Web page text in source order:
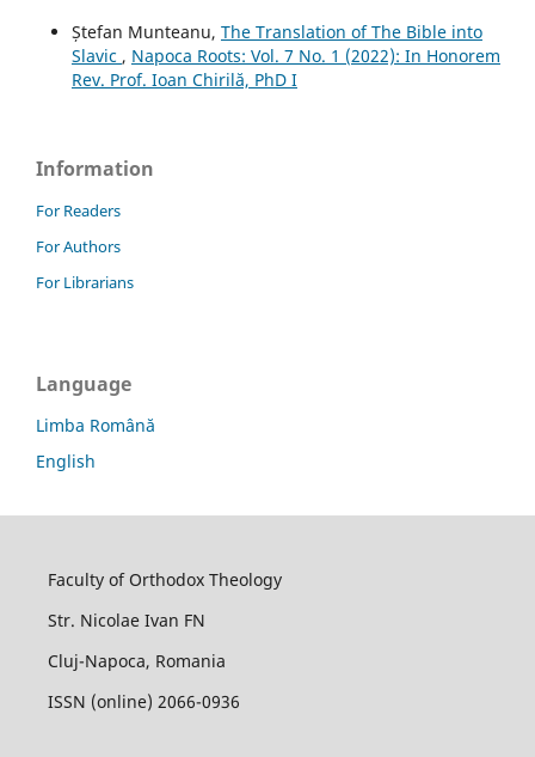
Ștefan Munteanu, The Translation of The Bible into
Slavic , Napoca Roots: Vol. 7 No. 1 (2022): In Honorem
Rev. Prof. Ioan Chirilă, PhD I
Information
For Readers
For Authors
For Librarians
Language
Limba Română
English
Faculty of Orthodox Theology
Str. Nicolae Ivan FN
Cluj-Napoca, Romania
ISSN (online) 2066-0936